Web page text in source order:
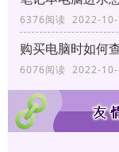
6376阅读 2022-
购买电脑时如何
6076阅读 2022-